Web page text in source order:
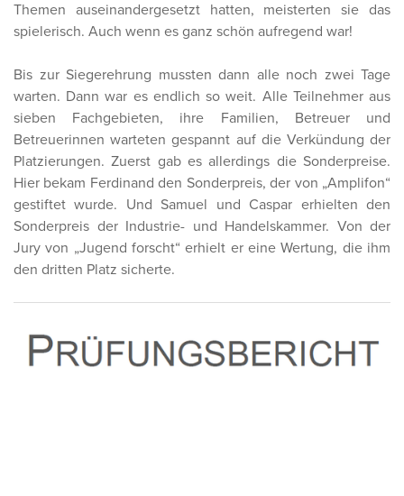
Themen auseinandergesetzt hatten, meisterten sie das
spielerisch. Auch wenn es ganz schön aufregend war!
Bis zur Siegerehrung mussten dann alle noch zwei Tage
warten. Dann war es endlich so weit. Alle Teilnehmer aus
sieben Fachgebieten, ihre Familien, Betreuer und
Betreuerinnen warteten gespannt auf die Verkündung der
Platzierungen. Zuerst gab es allerdings die Sonderpreise.
Hier bekam Ferdinand den Sonderpreis, der von „Amplifon“
gestiftet wurde. Und Samuel und Caspar erhielten den
Sonderpreis der Industrie- und Handelskammer. Von der
Jury von „Jugend forscht“ erhielt er eine Wertung, die ihm
den dritten Platz sicherte.